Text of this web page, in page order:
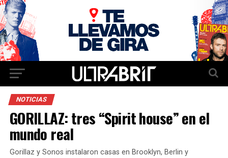
NOTICIAS
GORILLAZ: tres “Spirit house” en el
mundo real
Gorillaz y Sonos instalaron casas en Brooklyn, Berlin y